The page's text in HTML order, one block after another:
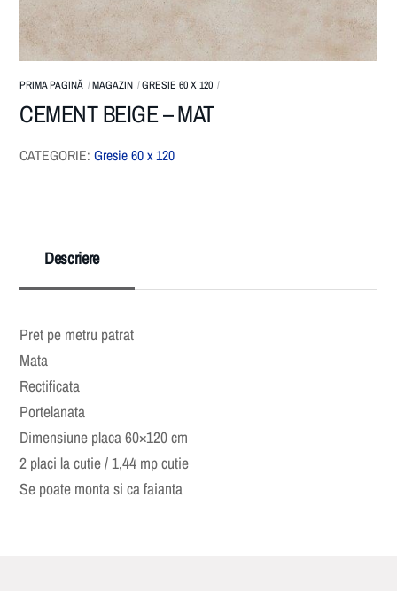
PRIMA PAGINĂ MAGAZIN GRESIE 60 X 120
CEMENT BEIGE – MAT
CATEGORIE:Gresie 60 x 120
Descriere
Pret pe metru patrat
Mata
Rectificata
Portelanata
Dimensiune placa 60×120 cm
2 placi la cutie / 1,44 mp cutie
Se poate monta si ca faianta